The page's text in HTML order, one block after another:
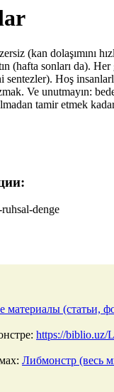
(kan dolaşımını
(hafta sonları da).
Hoş
Ve unutmayın:
tamir etmek kadar
denge
материалы (статьи,
https://biblio.uz/
Либмонстр (весь